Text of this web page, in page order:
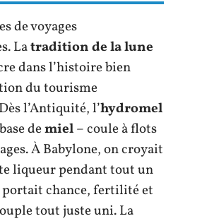
de voyages
Latradition de la lune
dans l’histoire bien
du tourisme
l’Antiquité, l’hydromel
demiel– coule à flots
À Babylone, on croyait
liqueur pendant tout un
chance, fertilité et
tout juste uni. La